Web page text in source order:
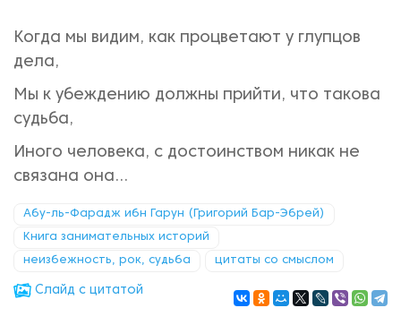
Когда мы видим, как процветают у глупцов
дела,
Мы к убеждению должны прийти, что такова
судьба,
Иного человека, с достоинством никак не
связана она…
Абу-ль-Фарадж ибн Гарун (Григорий Бар-Эбрей)
Книга занимательных историй
неизбежность, рок, судьба цитаты со смыслом
Cлайд с цитатой